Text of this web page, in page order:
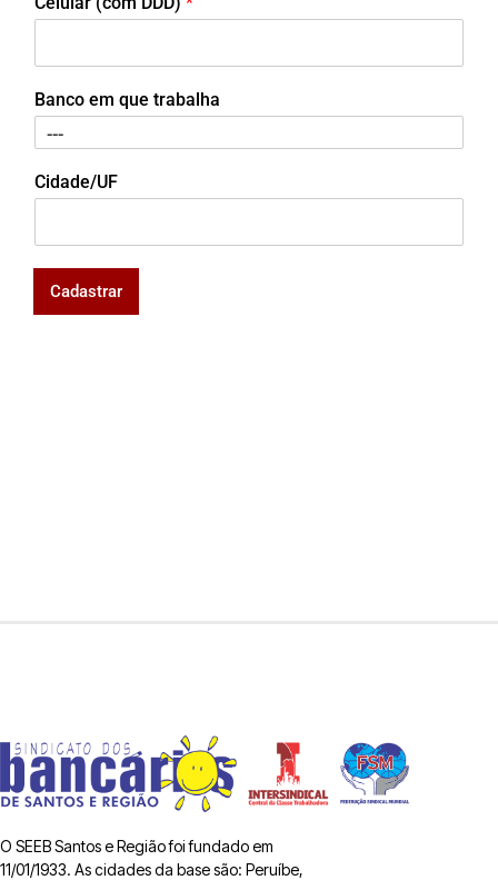
Banco em que trabalha
Cidade/UF
Cadastrar
O SEEB Santos e Região foi fundado em
11/01/1933. As cidades da base são: Peruíbe,